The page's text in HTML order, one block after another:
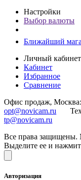
Настройки
Выбор валюты
Ближайший
Личный кабинет
Кабинет
Избранное
Сравнение
Офис продаж, Москва:
opt@novicam.ru
tp@novicam.ru
Все права защищены.
Выделите ее и
Авторизация